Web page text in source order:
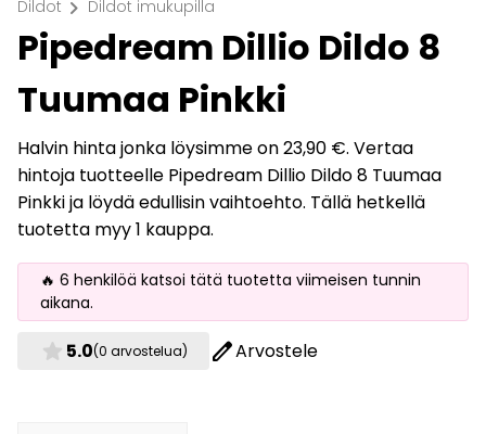
Dildot chevron_right Dildot imukupilla
Pipedream Dillio Dildo 8
Tuumaa Pinkki
Halvin hinta jonka löysimme on 23,90 €. Vertaa
hintoja tuotteelle Pipedream Dillio Dildo 8 Tuumaa
Pinkki ja löydä edullisin vaihtoehto. Tällä hetkellä
tuotetta myy 1 kauppa.
🔥 6 henkilöä katsoi tätä tuotetta viimeisen tunnin
aikana.
star 5.0(0 arvostelua) editArvostele